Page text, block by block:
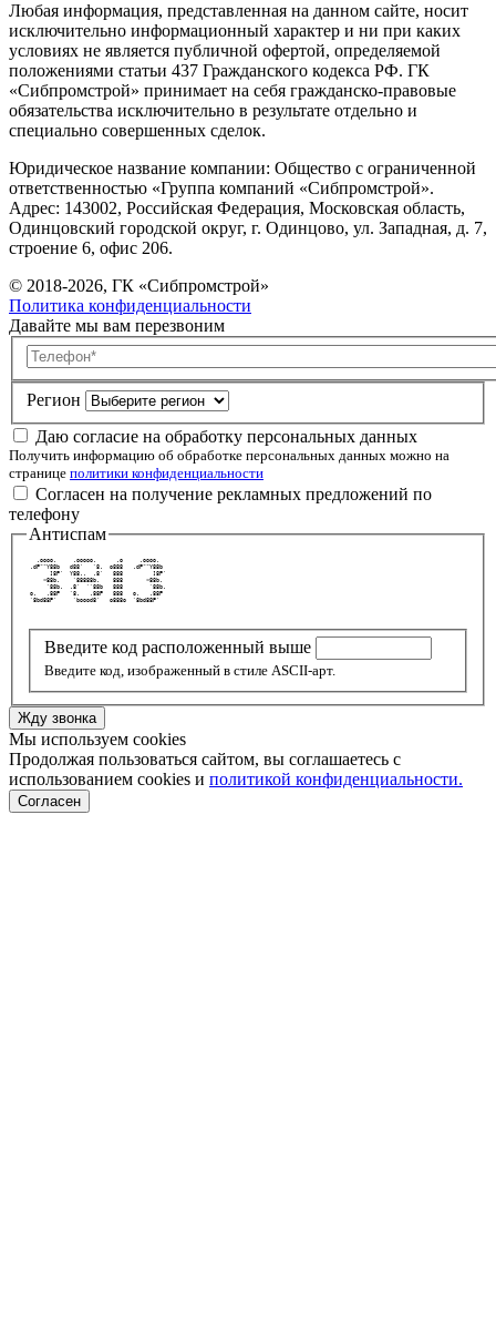
Любая информация, представленная на данном сайте, носит
исключительно информационный характер и ни при каких
условиях не является публичной офертой, определяемой
положениями статьи 437 Гражданского кодекса РФ. ГК
«Сибпромстрой» принимает на себя гражданско-правовые
обязательства исключительно в результате отдельно и
специально совершенных сделок.
Юридическое название компании: Общество с ограниченной
ответственностью «Группа компаний «Сибпромстрой».
Адрес: 143002, Российская Федерация, Московская область,
Одинцовский городской округ, г. Одинцово, ул. Западная, д. 7,
строение 6, офис 206.
© 2018-2026, ГК «Сибпромстрой»
Политика конфиденциальности
Давайте мы вам перезвоним
Телефон
Регион
Даю согласие на обработку персональных данных
Получить информацию об обработке персональных данных можно на
странице политики конфиденциальности
Согласен на получение рекламных предложений по
телефону
Антиспам
   .oooo.     .ooooo.      .o     .oooo.
.dP""Y88b   d88'   `8.  o888   .dP""Y88b
       ]8P'  Y88..  .8'   888         ]8P'
     <88b.    `88888b.    888       <88b.
      `88b.  .8'  ``88b   888        `88b.
o.   .88P   `8.   .88P   888   o.   .88P
`8bd88P'     `boood8'   o888o  `8bd88P'
Введите код расположенный выше
Введите код, изображенный в стиле ASCII-арт.
Жду звонка
Мы используем cookies
Продолжая пользоваться сайтом, вы соглашаетесь с
использованием cookies и политикой конфиденциальности.
Согласен